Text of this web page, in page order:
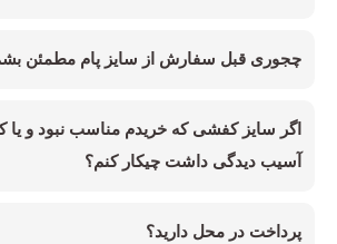
چجوری قبل سفارش از سایز پام مطمئن
اگر سایز کفشی که خریدم مناسب نبود و یا
آسیب دیدگی داشت چیکار کنم؟
پرداخت در محل دارید؟